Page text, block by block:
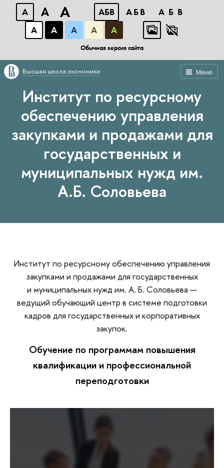
A A A АБВ АБВ
АБВ
А
А А А А
Обычная версия сайта
Меню
Высшая школа экономики
Институт по ресурсному
обеспечению управления
закупками и продажами для
государственных и
муниципальных нужд им.
А.Б. Соловьева
Институт по ресурсному обеспечению управления
закупками и продажами для государственных
и муниципальных нужд им. А. Б. Соловьева —
ведущий обучающий центр в системе подготовки
кадров для государственных и корпоративных
закупок.
Обучение по программам повышения
квалификации и профессиональной
переподготовки